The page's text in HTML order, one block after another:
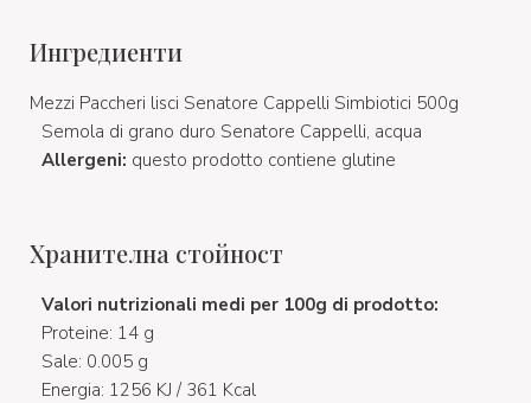
Ингредиенти
Mezzi Paccheri lisci Senatore Cappelli Simbiotici 500g
Semola di grano duro Senatore Cappelli, acqua
Allergeni: questo prodotto contiene glutine
Хранителна стойност
Valori nutrizionali medi per 100g di prodotto:
Proteine: 14 g
Sale: 0.005 g
Energia: 1256 KJ / 361 Kcal